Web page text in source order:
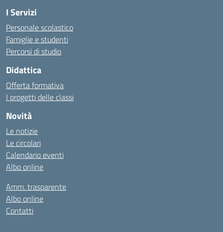
I Servizi
Personale scolastico
Famiglie e studenti
Percorsi di studio
Didattica
Offerta formativa
I progetti delle classi
Novità
Le notizie
Le circolari
Calendario eventi
Albo online
Amm. trasparente
Albo online
Contatti